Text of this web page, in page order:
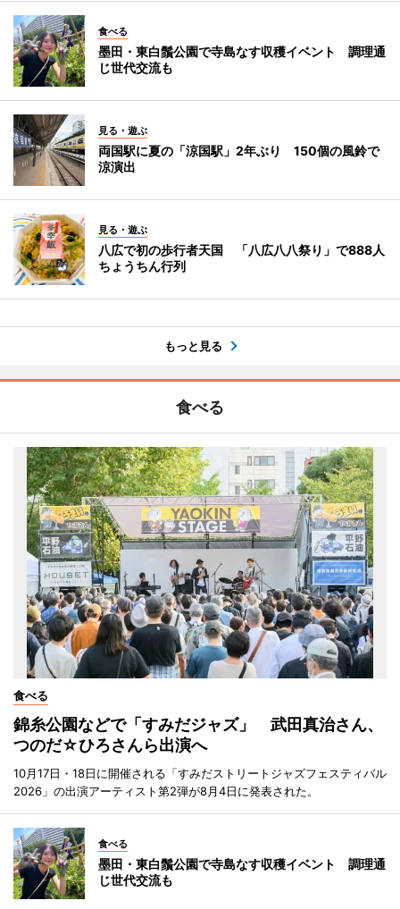
食べる
墨田・東白鬚公園で寺島なす収穫イベント 調理通
じ世代交流も
見る・遊ぶ
両国駅に夏の「涼国駅」2年ぶり 150個の風鈴で
涼演出
見る・遊ぶ
八広で初の歩行者天国 「八広八八祭り」で888人
ちょうちん行列
もっと見る
食べる
食べる
錦糸公園などで「すみだジャズ」 武田真治さん、
つのだ☆ひろさんら出演へ
10月17日・18日に開催される「すみだストリートジャズフェスティバル
2026」の出演アーティスト第2弾が8月4日に発表された。
食べる
墨田・東白鬚公園で寺島なす収穫イベント 調理通
じ世代交流も